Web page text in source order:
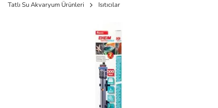
Tatlı Su Akvaryum Ürünleri Isıtıcılar